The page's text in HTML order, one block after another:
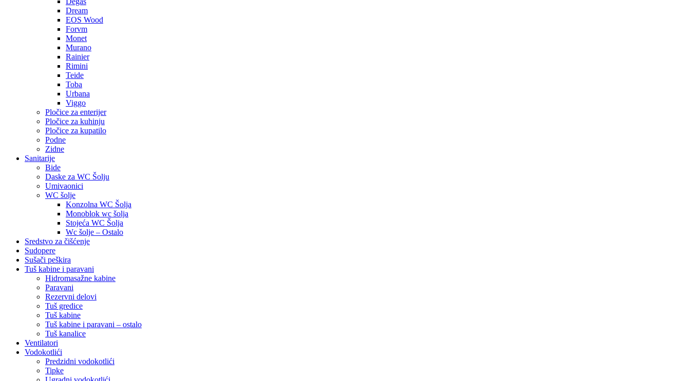
Dream
EOS Wood
Forvm
Monet
Murano
Rainier
Rimini
Teide
Toba
Urbana
Viggo
Pločice za enterijer
Pločice za kuhinju
Pločice za kupatilo
Podne
Zidne
Sanitarije
Bide
Daske za WC Šolju
Umivaonici
WC šolje
Konzolna WC Šolja
Monoblok wc šolja
Stojeća WC Šolja
Wc šolje – Ostalo
Sredstvo za čišćenje
Sudopere
Sušači peškira
Tuš kabine i paravani
Hidromasažne kabine
Paravani
Rezervni delovi
Tuš gredice
Tuš kabine
Tuš kabine i paravani – ostalo
Tuš kanalice
Ventilatori
Vodokotlići
Predzidni vodokotlići
Tipke